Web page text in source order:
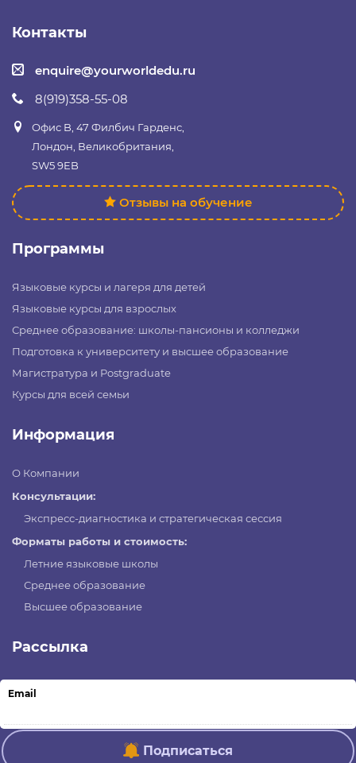
Контакты
enquire@yourworldedu.ru
8(919)358-55-08
Офис B, 47 Филбич Гарденс,
Лондон, Великобритания,
SW5 9EB
Отзывы на обучение
Программы
Языковые курсы и лагеря для детей
Языковые курсы для взрослых
Среднее образование: школы-пансионы и колледжи
Подготовка к университету и высшее образование
Магистратура и Postgraduate
Курсы для всей семьи
Информация
О Компании
Консультации:
Экспресс-диагностика и стратегическая сессия
Форматы работы и стоимость:
Летние языковые школы
Среднее образование
Высшее образование
Рассылка
Email
Подписаться